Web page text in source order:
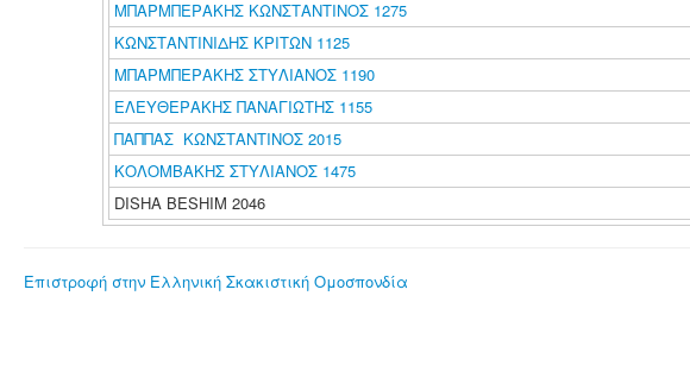
ΜΠΑΡΜΠΕΡΑΚΗΣ ΚΩΝΣΤΑΝΤΙΝΟΣ 1275
ΚΩΝΣΤΑΝΤΙΝΙΔΗΣ ΚΡΙΤΩΝ 1125
ΜΠΑΡΜΠΕΡΑΚΗΣ ΣΤΥΛΙΑΝΟΣ 1190
ΕΛΕΥΘΕΡΑΚΗΣ ΠΑΝΑΓΙΩΤΗΣ 1155
ΠΑΠΠΑΣ ΚΩΝΣΤΑΝΤΙΝΟΣ 2015
ΚΟΛΟΜΒΑΚΗΣ ΣΤΥΛΙΑΝΟΣ 1475
DISHA BESHIM 2046
Επιστροφή στην Ελληνική Σκακιστική Ομοσπονδία